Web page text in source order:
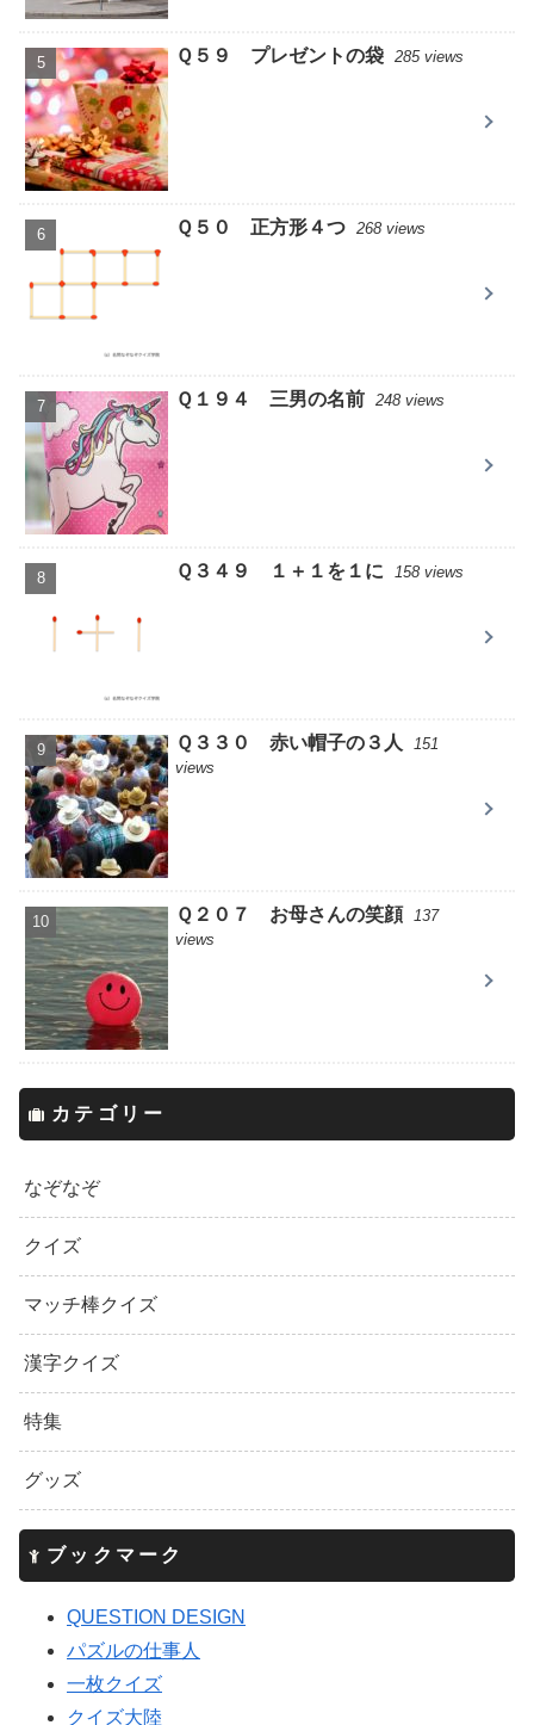
Ｑ５９ プレゼントの袋 285 views
Ｑ５０ 正方形４つ 268 views
Ｑ１９４ 三男の名前 248 views
Ｑ３４９ １＋１を１に 158 views
Ｑ３３０ 赤い帽子の３人
151
views
Ｑ２０７ お母さんの笑顔 137
views
カテゴリー
なぞなぞ
クイズ
マッチ棒クイズ
漢字クイズ
特集
グッズ
ブックマーク
QUESTION DESIGN
パズルの仕事人
一枚クイズ
クイズ大陸